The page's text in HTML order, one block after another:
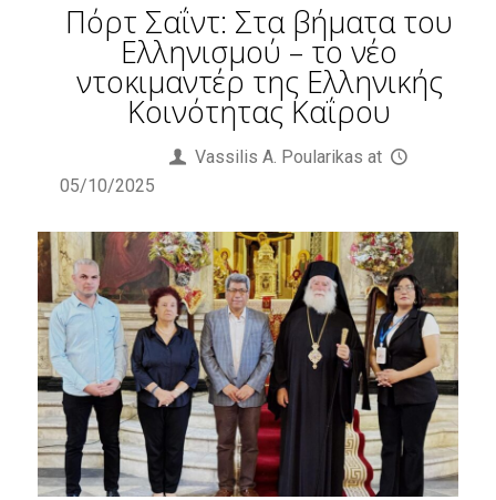
Πόρτ Σαΐντ: Στα βήματα του
Ελληνισμού – το νέο
ντοκιμαντέρ της Ελληνικής
Κοινότητας Καΐρου
Vassilis Α. Poularikas at
05/10/2025